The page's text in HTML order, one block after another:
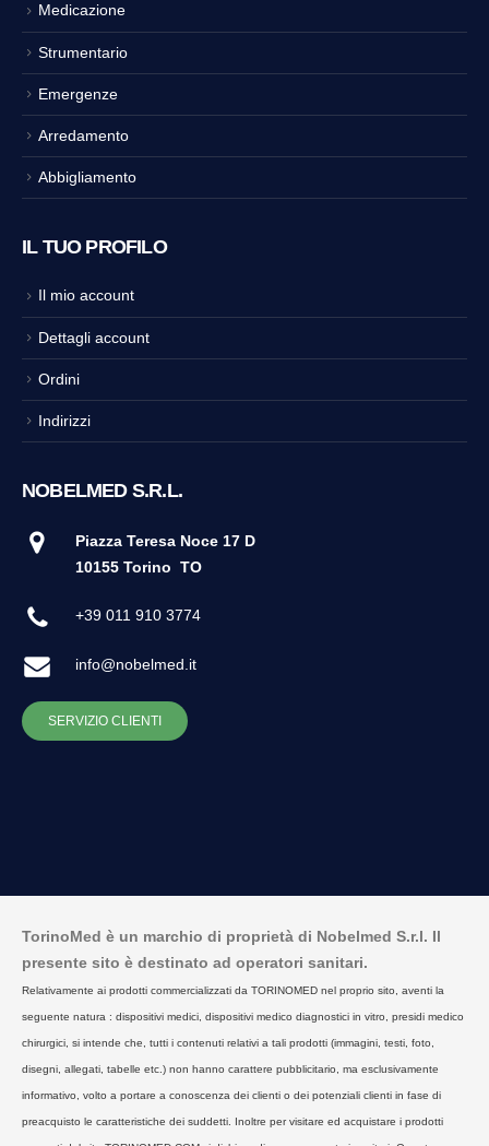
Medicazione
Strumentario
Emergenze
Arredamento
Abbigliamento
IL TUO PROFILO
Il mio account
Dettagli account
Ordini
Indirizzi
NOBELMED S.R.L.
Piazza Teresa Noce 17 D
10155 Torino TO
+39 011 910 3774
info@nobelmed.it
SERVIZIO CLIENTI
TorinoMed è un marchio di proprietà di Nobelmed S.r.l. Il
presente sito è destinato ad operatori sanitari.
Relativamente ai prodotti commercializzati da TORINOMED nel proprio sito, aventi la
seguente natura : dispositivi medici, dispositivi medico diagnostici in vitro, presidi medico
chirurgici, si intende che, tutti i contenuti relativi a tali prodotti (immagini, testi, foto,
disegni, allegati, tabelle etc.) non hanno carattere pubblicitario, ma esclusivamente
informativo, volto a portare a conoscenza dei clienti o dei potenziali clienti in fase di
preacquisto le caratteristiche dei suddetti. Inoltre per visitare ed acquistare i prodotti